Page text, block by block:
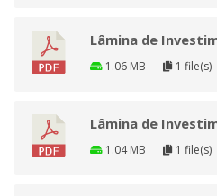
Lâmina de
1.06 MB 1 file(s)
Lâmina de
1.04 MB 1 file(s)